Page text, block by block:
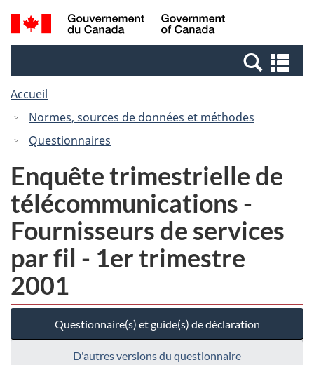
Passer
au
Passer
à
Canada
Recherche
et
et
Accueil
Normes, sources de données et méthodes
Questionnaires
Enquête trimestrielle de
télécommunications -
Fournisseurs de services
par fil - 1er trimestre
2001
Questionnaire(s) et guide(s) de déclaration
D'autres versions du questionnaire